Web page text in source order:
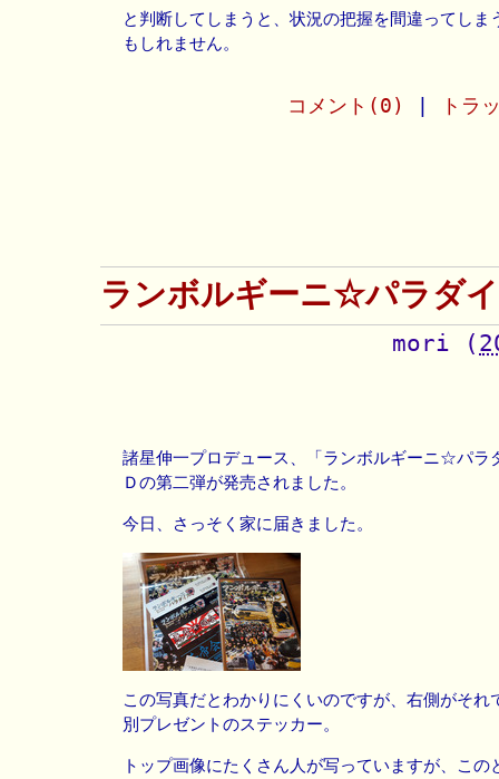
と判断してしまうと、状況の把握を間違ってしま
もしれません。
コメント(0) | トラ
ランボルギーニ☆パラダ
mori (
諸星伸一プロデュース、「ランボルギーニ☆パラ
Ｄの第二弾が発売されました。
今日、さっそく家に届きました。
この写真だとわかりにくいのですが、右側がそれ
別プレゼントのステッカー。
トップ画像にたくさん人が写っていますが、この